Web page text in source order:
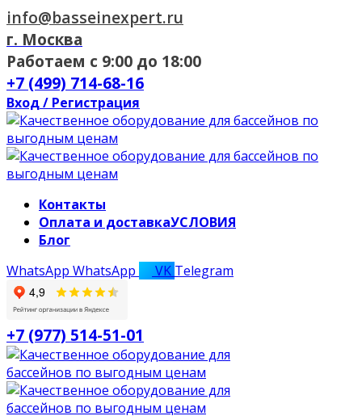
info@basseinexpert.ru
г. Москва
Работаем с 9:00 до 18:00
+7 (499) 714-68-16
Вход / Регистрация
Контакты
Оплата и доставкаУСЛОВИЯ
Блог
WhatsApp WhatsApp VK Telegram
+7 (977) 514-51-01